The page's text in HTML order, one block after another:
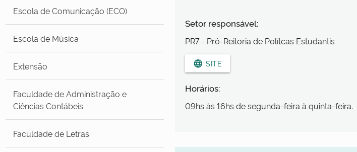
Escola de Comunicação (ECO)
Escola de Música
Extensão
Faculdade de Administração e
Ciências Contábeis
Faculdade de Letras
Setor responsável:
PR7 - Pró-Reitoria de Polítcas Estudantis
language SITE
Horários:
09hs às 16hs de segunda-feira à quinta-feira.